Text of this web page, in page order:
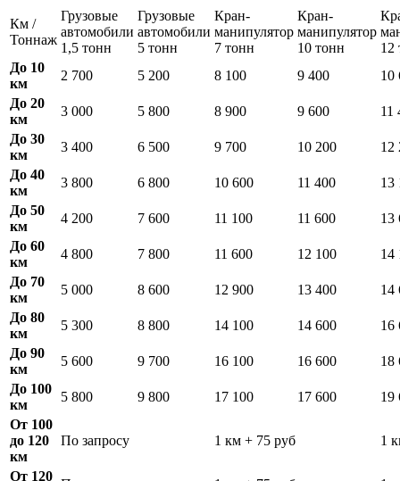
Км /
Тоннаж
Грузовые
автомобили
1,5 тонн
Грузовые
автомобили
5 тонн
Кран-
манипулятор
7 тонн
Кран-
манипулятор
10 тонн
12
До 10
км
2 700 5 200 8 100 9 400
10
До 20
км
3 000 5 800 8 900 9 600
11
До 30
км
3 400 6 500 9 700 10 200
12
До 40
км
3 800 6 800 10 600 11 400
13
До 50
км
4 200 7 600 11 100 11 600
13
До 60
км
4 800 7 800 11 600 12 100
14
До 70
км
5 000 8 600 12 900 13 400
14
До 80
км
5 300 8 800 14 100 14 600
16
До 90
км
5 600 9 700 16 100 16 600
18
До 100
км
5 800 9 800 17 100 17 600
19
От 100
до 120
км
По запросу 1 км + 75 руб 1
От 120